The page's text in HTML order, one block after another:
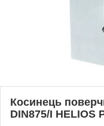
Косинець
DIN875/I HELIOS